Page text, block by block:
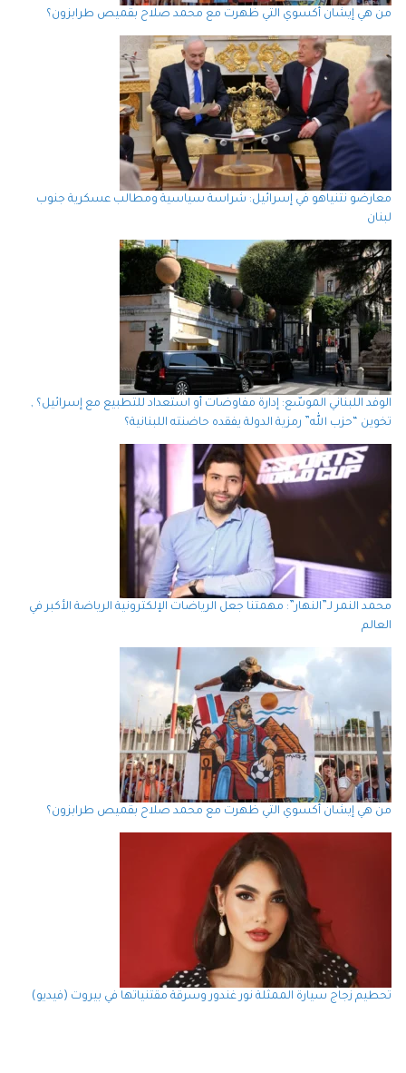
من هي إيشان أكسوي التي ظهرت مع محمد صلاح بقميص طرابزون؟
معارضو نتنياهو في إسرائيل: شراسة سياسية ومطالب عسكرية جنوب
لبنان
الوفد اللبناني الموسّع: إدارة مفاوضات أو استعداد للتطبيع مع إسرائيل؟ ,
تخوين “حزب الله” رمزية الدولة يفقده حاضنته اللبنانية؟
محمد النمر لـ”النهار”: مهمتنا جعل الرياضات الإلكترونية الرياضة الأكبر في
العالم
من هي إيشان أكسوي التي ظهرت مع محمد صلاح بقميص طرابزون؟
تحطيم زجاج سيارة الممثلة نور غندور وسرقة مقتنياتها في بيروت (فيديو)